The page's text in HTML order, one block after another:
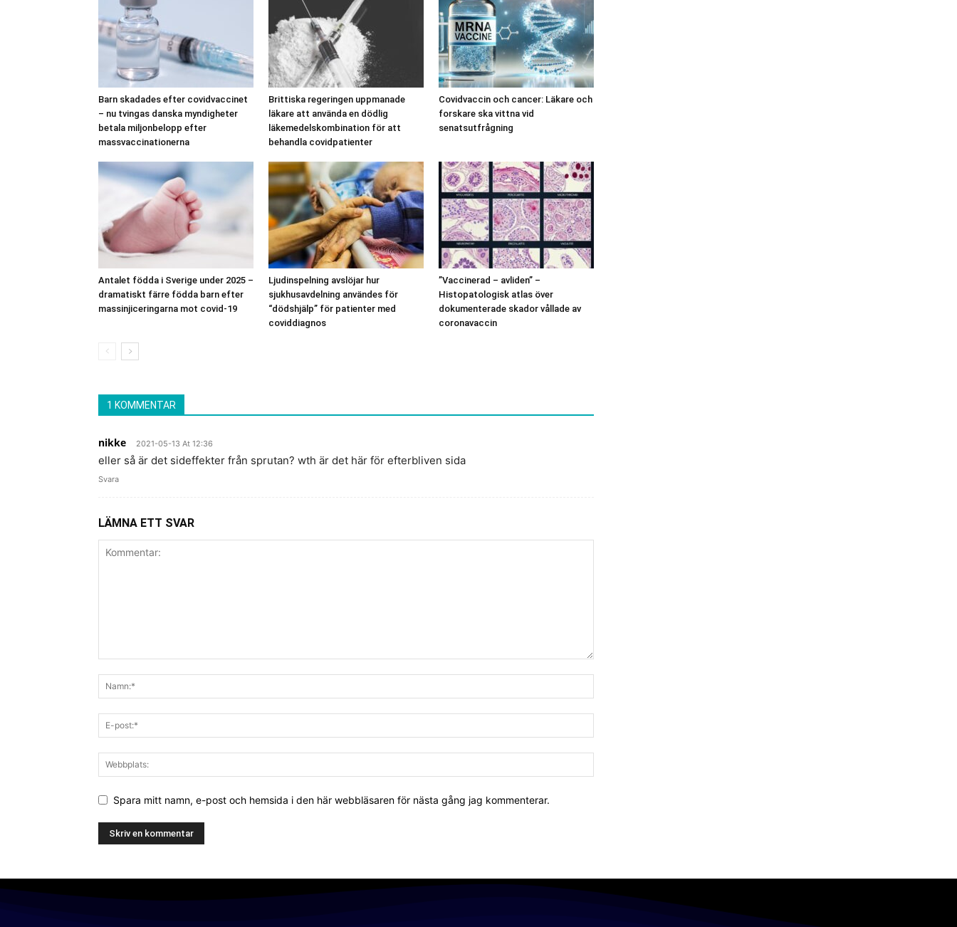
Barn skadades efter covidvaccinet
– nu tvingas danska myndigheter
betala miljonbelopp efter
massvaccinationerna
Brittiska regeringen uppmanade
läkare att använda en dödlig
läkemedelskombination för att
behandla covidpatienter
Covidvaccin och cancer: Läkare och
forskare ska vittna vid
senatsutfrågning
Antalet födda i Sverige under 2025 –
dramatiskt färre födda barn efter
massinjiceringarna mot covid-19
Ljudinspelning avslöjar hur
sjukhusavdelning användes för
“dödshjälp” för patienter med
coviddiagnos
”Vaccinerad – avliden” –
Histopatologisk atlas över
dokumenterade skador vållade av
coronavaccin
1 KOMMENTAR
nikke 2021-05-13 At 12:36
eller så är det sideffekter från sprutan? wth är det här för efterbliven sida
Svara
LÄMNA ETT SVAR
Spara mitt namn, e-post och hemsida i den här webbläsaren för nästa gång jag kommenterar.